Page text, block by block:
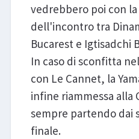
vedrebbero poi con
dell'incontro tra
Bucarest e Igtisadchi
In caso di sconfitta
con Le Cannet, la
infine riammessa alla
sempre partendo dai
finale.